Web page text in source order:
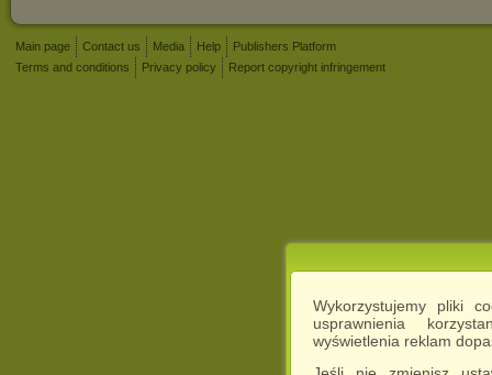
Wykorzystujemy pliki
usprawnienia
wyświetlenia reklam
Main page Contact us Media Help
Publishers Platform
Terms and conditions
Privacy policy Report copyright infringement